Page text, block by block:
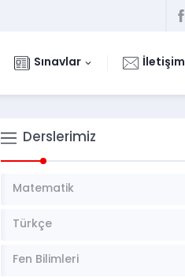
Sınavlar İletişim
Derslerimiz
Matematik
Türkçe
Fen Bilimleri